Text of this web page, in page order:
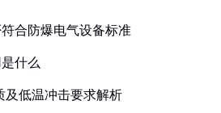
合防爆电气设备标准
什么
及低温冲击要求解析